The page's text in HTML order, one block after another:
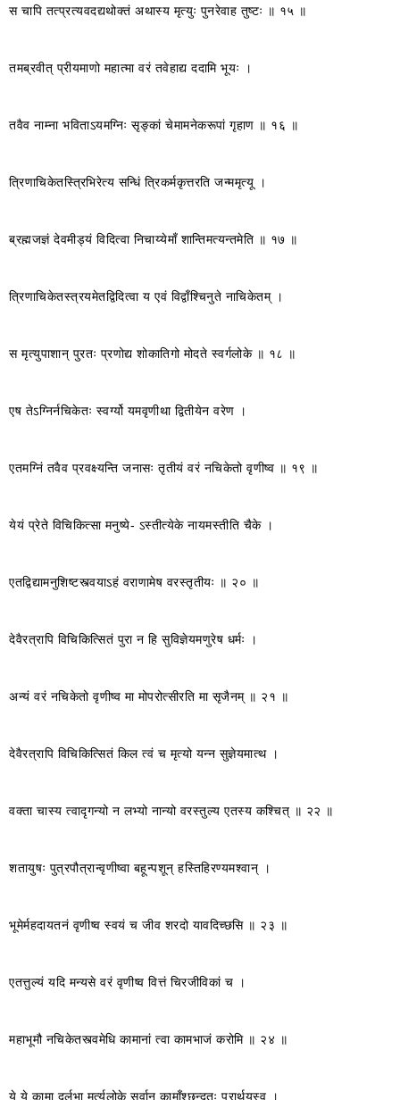
स चापि तत्प्रत्यवदद्यथोक्तं अथास्य मृत्युः पुनरेवाह तुष्टः ॥ १५ ॥
तमब्रवीत् प्रीयमाणो महात्मा वरं तवेहाद्य ददामि भूयः ।
तवैव नाम्ना भविताऽयमग्निः सृङ्कां चेमामनेकरूपां गृहाण ॥ १६ ॥
त्रिणाचिकेतस्त्रिभिरेत्य सन्धिं त्रिकर्मकृत्तरति जन्ममृत्यू ।
ब्रह्मजज्ञं देवमीड्यं विदित्वा निचाय्येमाँ शान्तिमत्यन्तमेति ॥ १७ ॥
त्रिणाचिकेतस्त्रयमेतद्विदित्वा य एवं विद्वाँश्चिनुते नाचिकेतम् ।
स मृत्युपाशान् पुरतः प्रणोद्य शोकातिगो मोदते स्वर्गलोके ॥ १८ ॥
एष तेऽग्निर्नचिकेतः स्वर्ग्यो यमवृणीथा द्वितीयेन वरेण ।
एतमग्निं तवैव प्रवक्ष्यन्ति जनासः तृतीयं वरं नचिकेतो वृणीष्व ॥ १९ ॥
येयं प्रेते विचिकित्सा मनुष्ये- ऽस्तीत्येके नायमस्तीति चैके ।
एतद्विद्यामनुशिष्टस्त्वयाऽहं वराणामेष वरस्तृतीयः ॥ २० ॥
देवैरत्रापि विचिकित्सितं पुरा न हि सुविज्ञेयमणुरेष धर्मः ।
अन्यं वरं नचिकेतो वृणीष्व मा मोपरोत्सीरति मा सृजैनम् ॥ २१ ॥
देवैरत्रापि विचिकित्सितं किल त्वं च मृत्यो यन्न सुज्ञेयमात्थ ।
वक्ता चास्य त्वादृगन्यो न लभ्यो नान्यो वरस्तुल्य एतस्य कश्चित् ॥ २२ ॥
शतायुषः पुत्रपौत्रान्वृणीष्वा बहून्पशून् हस्तिहिरण्यमश्वान् ।
भूमेर्महदायतनं वृणीष्व स्वयं च जीव शरदो यावदिच्छसि ॥ २३ ॥
एतत्तुल्यं यदि मन्यसे वरं वृणीष्व वित्तं चिरजीविकां च ।
महाभूमौ नचिकेतस्त्वमेधि कामानां त्वा कामभाजं करोमि ॥ २४ ॥
ये ये कामा दुर्लभा मर्त्यलोके सर्वान् कामाँश्छन्दतः प्रार्थयस्व ।